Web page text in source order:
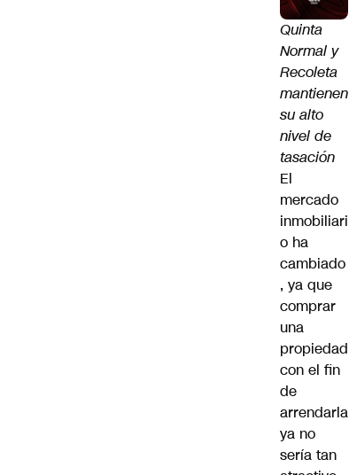
Quinta
Normal y
Recoleta
mantienen
su alto
nivel de
tasación
El
mercado
inmobiliari
o ha
cambiado
, ya que
comprar
una
propiedad
con el fin
de
arrendarla
ya no
sería tan